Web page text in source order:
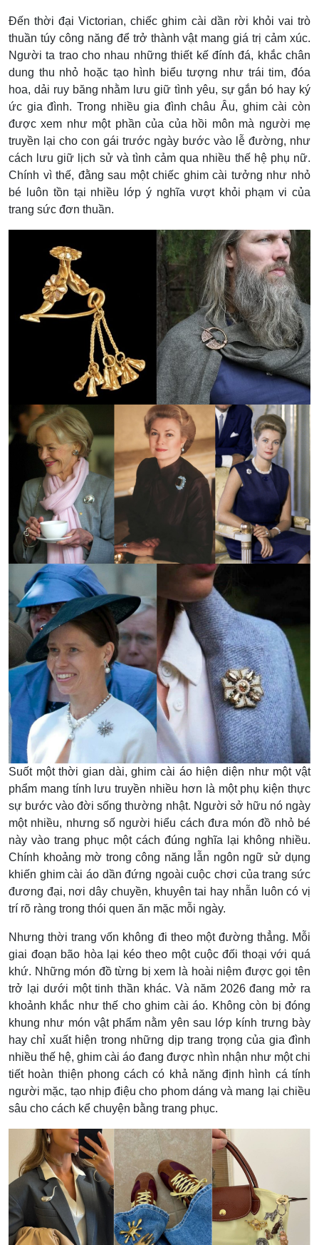
Đến thời đại Victorian, chiếc ghim cài dần rời khỏi vai trò
thuần túy công năng để trở thành vật mang giá trị cảm xúc.
Người ta trao cho nhau những thiết kế đính đá, khắc chân
dung thu nhỏ hoặc tạo hình biểu tượng như trái tim, đóa
hoa, dải ruy băng nhằm lưu giữ tình yêu, sự gắn bó hay ký
ức gia đình. Trong nhiều gia đình châu Âu, ghim cài còn
được xem như một phần của của hồi môn mà người mẹ
truyền lại cho con gái trước ngày bước vào lễ đường, như
cách lưu giữ lịch sử và tình cảm qua nhiều thế hệ phụ nữ.
Chính vì thế, đằng sau một chiếc ghim cài tưởng như nhỏ
bé luôn tồn tại nhiều lớp ý nghĩa vượt khỏi phạm vi của
trang sức đơn thuần.
Suốt một thời gian dài, ghim cài áo hiện diện như một vật
phẩm mang tính lưu truyền nhiều hơn là một phụ kiện thực
sự bước vào đời sống thường nhật. Người sở hữu nó ngày
một nhiều, nhưng số người hiểu cách đưa món đồ nhỏ bé
này vào trang phục một cách đúng nghĩa lại không nhiều.
Chính khoảng mờ trong công năng lẫn ngôn ngữ sử dụng
khiến ghim cài áo dần đứng ngoài cuộc chơi của trang sức
đương đại, nơi dây chuyền, khuyên tai hay nhẫn luôn có vị
trí rõ ràng trong thói quen ăn mặc mỗi ngày.
Nhưng thời trang vốn không đi theo một đường thẳng. Mỗi
giai đoạn bão hòa lại kéo theo một cuộc đối thoại với quá
khứ. Những món đồ từng bị xem là hoài niệm được gọi tên
trở lại dưới một tinh thần khác. Và năm 2026 đang mở ra
khoảnh khắc như thế cho ghim cài áo. Không còn bị đóng
khung như món vật phẩm nằm yên sau lớp kính trưng bày
hay chỉ xuất hiện trong những dịp trang trọng của gia đình
nhiều thế hệ, ghim cài áo đang được nhìn nhận như một chi
tiết hoàn thiện phong cách có khả năng định hình cá tính
người mặc, tạo nhịp điệu cho phom dáng và mang lại chiều
sâu cho cách kể chuyện bằng trang phục.